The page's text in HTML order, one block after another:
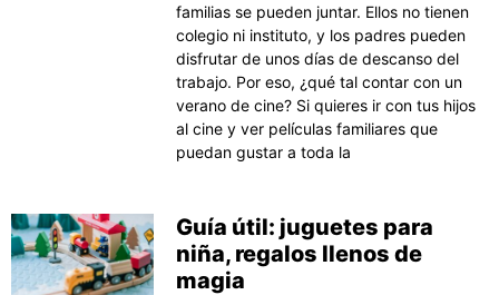
familias se pueden juntar. Ellos no tienen
colegio ni instituto, y los padres pueden
disfrutar de unos días de descanso del
trabajo. Por eso, ¿qué tal contar con un
verano de cine? Si quieres ir con tus hijos
al cine y ver películas familiares que
puedan gustar a toda la
Guía útil: juguetes para
niña, regalos llenos de
magia